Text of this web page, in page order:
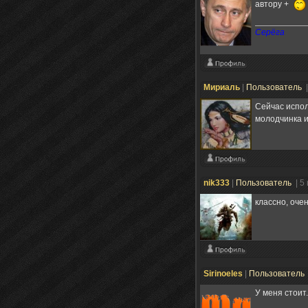
автору +
Серёга
Мириаль Пользователь
Сейчас
молодчинка
nik333 Пользователь
|
классно,
Sirinoeles Пользователь
У меня